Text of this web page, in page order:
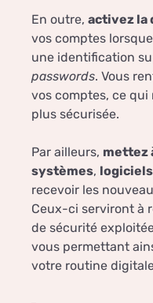
En outre, activez la
vos comptes
une identification
passwords. Vous
vos comptes, ce
plus sécurisée.
Par ailleurs, mettez
systèmes, logiciels
recevoir les
Ceux-ci serviront à
de sécurité
vous permettant
votre routine